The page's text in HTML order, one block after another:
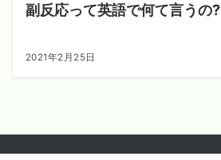
副反応って英語で何て言うの?
2021年2月25日